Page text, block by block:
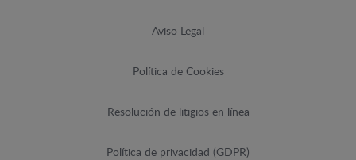
Aviso Legal
Política de Cookies
Resolución de litigios en línea
Política de privacidad (GDPR)